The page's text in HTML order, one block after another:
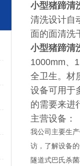
小型猪蹄清
清洗设计自
面的面清洗
小型猪蹄清
1000mm、
全卫生。材
设备可用于
的需要来进
主营设备：
我公司主要生
访，了解设备
隧道式巴氏杀